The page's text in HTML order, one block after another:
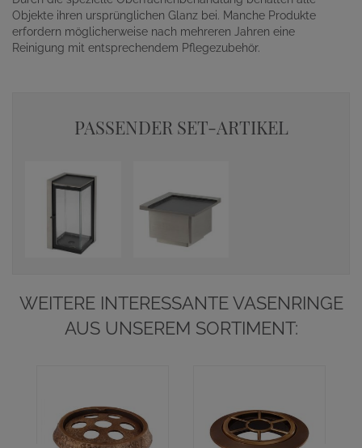
Objekte ihren ursprünglichen Glanz bei. Manche Produkte
erfordern möglicherweise nach mehreren Jahren eine
Reinigung mit entsprechendem Pflegezubehör.
PASSENDER SET-ARTIKEL
WEITERE INTERESSANTE VASENRINGE
AUS UNSEREM SORTIMENT: